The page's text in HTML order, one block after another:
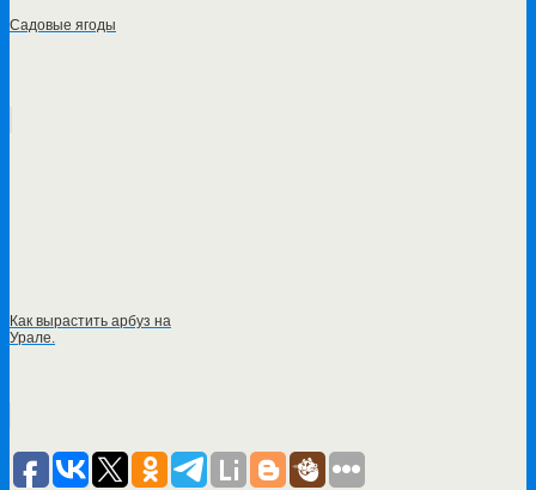
Садовые ягоды
Как вырастить арбуз на
Урале.